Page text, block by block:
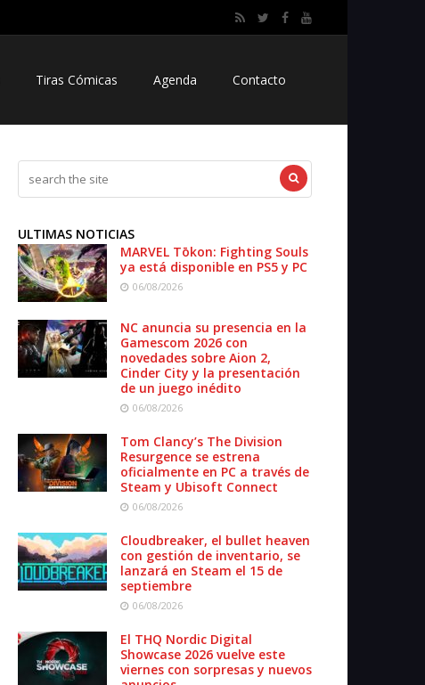
Tiras Cómicas Agenda Contacto
ULTIMAS NOTICIAS
MARVEL Tōkon: Fighting Souls
ya está disponible en PS5 y PC
06/08/2026
NC anuncia su presencia en la
Gamescom 2026 con
novedades sobre Aion 2,
Cinder City y la presentación
de un juego inédito
06/08/2026
Tom Clancy’s The Division
Resurgence se estrena
oficialmente en PC a través de
Steam y Ubisoft Connect
06/08/2026
Cloudbreaker, el bullet heaven
con gestión de inventario, se
lanzará en Steam el 15 de
septiembre
06/08/2026
El THQ Nordic Digital
Showcase 2026 vuelve este
viernes con sorpresas y nuevos